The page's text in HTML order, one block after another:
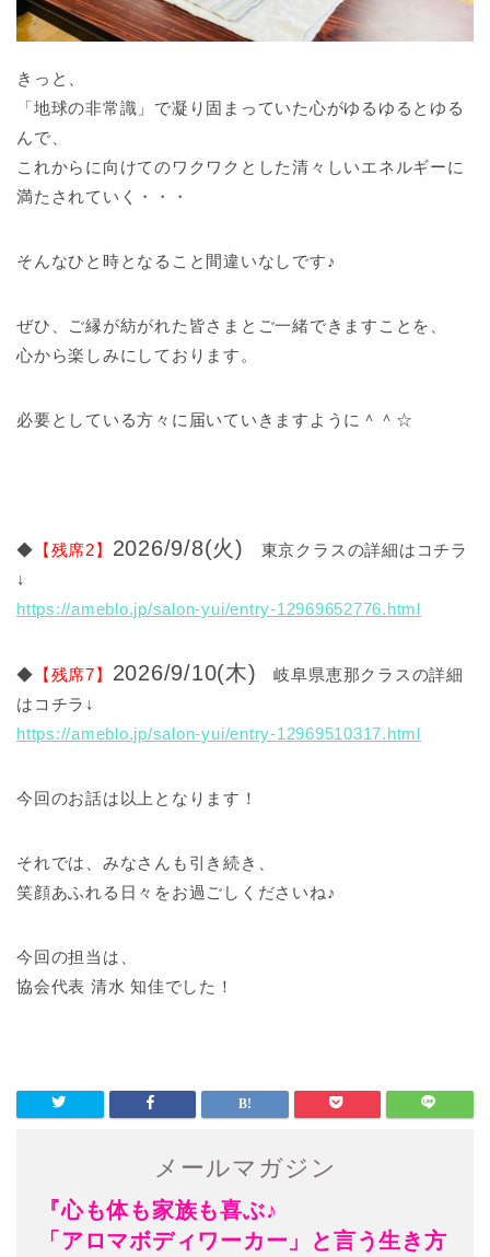
きっと、
「地球の非常識」で凝り固まっていた心がゆるゆるとゆる
んで、
これからに向けてのワクワクとした清々しいエネルギーに
満たされていく・・・
そんなひと時となること間違いなしです♪
ぜひ、ご縁が紡がれた皆さまとご一緒できますことを、
心から楽しみにしております。
必要としている方々に届いていきますように＾＾☆
◆ 【残席2】 2026/9/8(火)
東京クラスの詳細はコチラ
↓
https://ameblo.jp/salon-yui/entry-12969652776.html
◆ 【残席7】 2026/9/10(木)
岐阜県恵那クラスの詳細
はコチラ↓
https://ameblo.jp/salon-yui/entry-12969510317.html
今回のお話は以上となります！
それでは、みなさんも引き続き、
笑顔あふれる日々をお過ごしくださいね♪
今回の担当は、
協会代表 清水 知佳でした！
メールマガジン
『心も体も家族も喜ぶ♪
「アロマボディワーカー」と言う生き方